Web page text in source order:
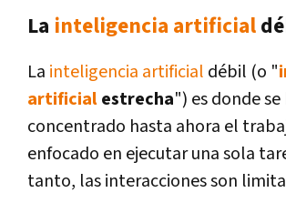
La inteligencia artificial
La inteligencia artificial débil (o "
artificialestrecha") es donde se
concentrado hasta ahora el
enfocado en ejecutar una sola
tanto, las interacciones son